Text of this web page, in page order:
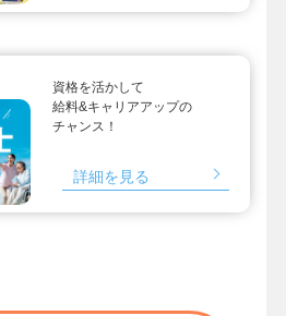
資格を活かして
給料&キャリアアップの
チャンス！
詳細を見る